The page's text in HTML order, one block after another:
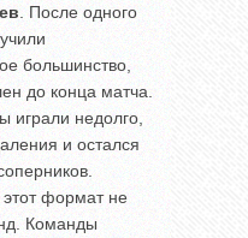
. После одного
большинство,
до конца матча.
играли недолго,
и остался
этот формат не
Команды